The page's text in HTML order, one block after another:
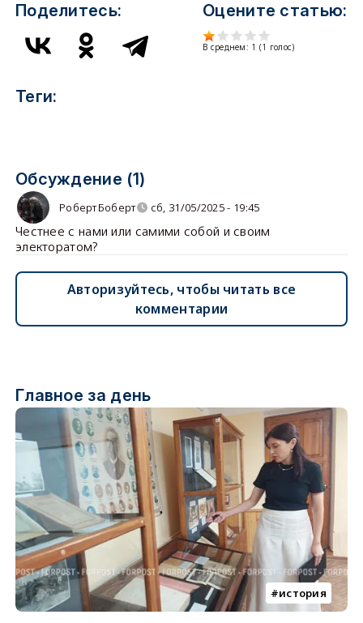
Поделитесь: Оцените статью:
В среднем: 1 (1 голос)
Теги:
Обсуждение (1)
РобертБоберт сб, 31/05/2025 - 19:45
Честнее с нами или самими собой и своим
электоратом?
Авторизуйтесь, чтобы читать все
комментарии
Главное за день
история